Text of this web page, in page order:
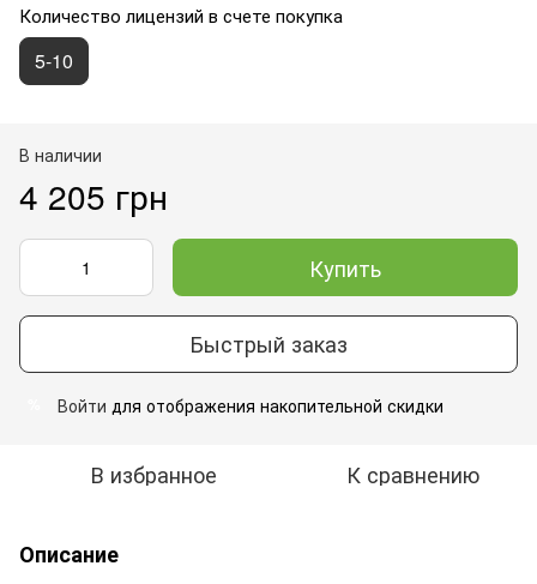
Количество лицензий в счете покупка
5-10
В наличии
4 205 грн
Купить
Быстрый заказ
Войти для отображения накопительной скидки
В избранное К сравнению
Описание